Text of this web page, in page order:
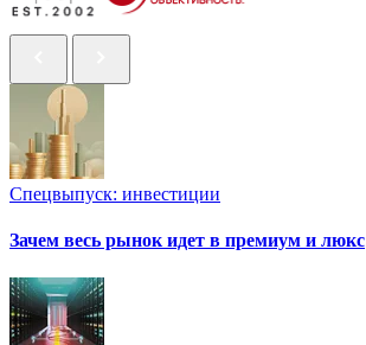
Спецвыпуск: инвестиции
Зачем весь рынок идет в премиум и люкс